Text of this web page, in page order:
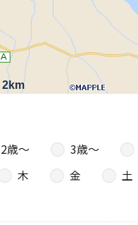
2km
2歳〜 3歳〜
木 金
土